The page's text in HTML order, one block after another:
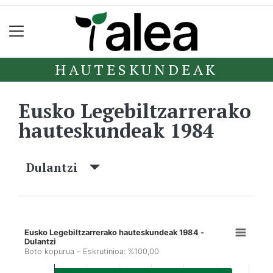
HAUTESKUNDEAK
Eusko Legebiltzarrerako
hauteskundeak 1984
Dulantzi
Eusko Legebiltzarrerako hauteskundeak 1984 -
Dulantzi
Boto kopurua - Eskrutinioa: %100,00